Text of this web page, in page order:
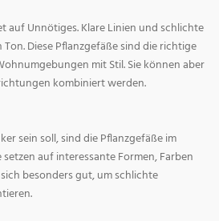
auf Unnötiges. Klare Linien und schlichte
Diese Pflanzgefäße sind die richtige
mit Stil. Sie können aber
kombiniert werden.
sein soll, sind die Pflanzgefäße im
setzen auf interessante Formen, Farben
besonders gut, um schlichte